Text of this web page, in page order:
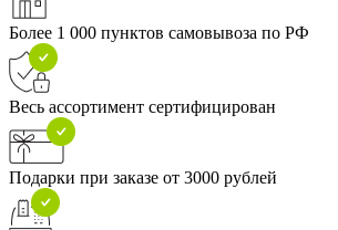
Более 1 000 пунктов самовывоза по РФ
Весь ассортимент сертифицирован
Подарки при заказе от 3000 рублей